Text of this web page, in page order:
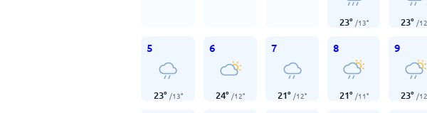
23° /13° 23° /12
5
23° /13°
6
24° /12°
7
21° /12°
8
21° /11°
9
23° /12